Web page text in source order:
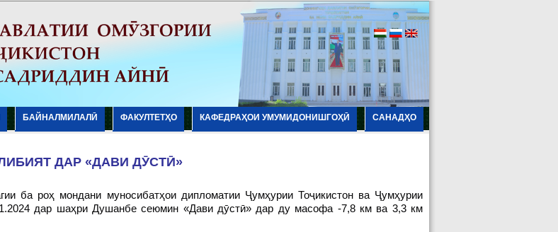
БАЙНАЛМИЛАЛӢ ФАКУЛТЕТҲО КАФЕДРАҲОИ УМУМИДОНИШГОҲӢ САНАДҲО
ДАР «ДАВИ ДӮСТӢ»
ба роҳ мондани муносибатҳои дипломатии Ҷумҳурии Тоҷикистон ва Ҷумҳурии
дар шаҳри Душанбе сеюмин «Дави дӯстӣ» дар ду масофа -7,8 км ва 3,3 км